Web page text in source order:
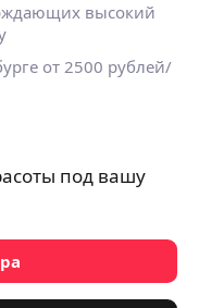
высокий
от 2500 рублей/
под вашу